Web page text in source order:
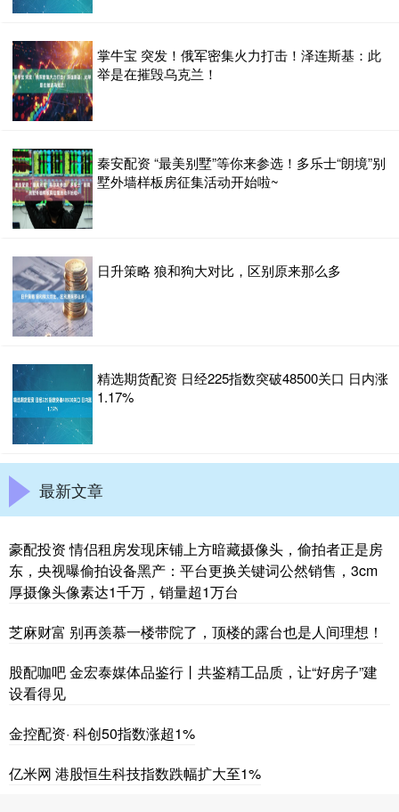
掌牛宝 突发！俄军密集火力打击！泽连斯基：此
举是在摧毁乌克兰！
秦安配资 “最美别墅”等你来参选！多乐士“朗境”别
墅外墙样板房征集活动开始啦~
日升策略 狼和狗大对比，区别原来那么多
精选期货配资 日经225指数突破48500关口 日内涨
1.17%
最新文章
豪配投资 情侣租房发现床铺上方暗藏摄像头，偷拍者正是房
东，央视曝偷拍设备黑产：平台更换关键词公然销售，3cm
厚摄像头像素达1千万，销量超1万台
芝麻财富 别再羡慕一楼带院了，顶楼的露台也是人间理想！
股配咖吧 金宏泰媒体品鉴行丨共鉴精工品质，让“好房子”建
设看得见
金控配资· 科创50指数涨超1%
亿米网 港股恒生科技指数跌幅扩大至1%